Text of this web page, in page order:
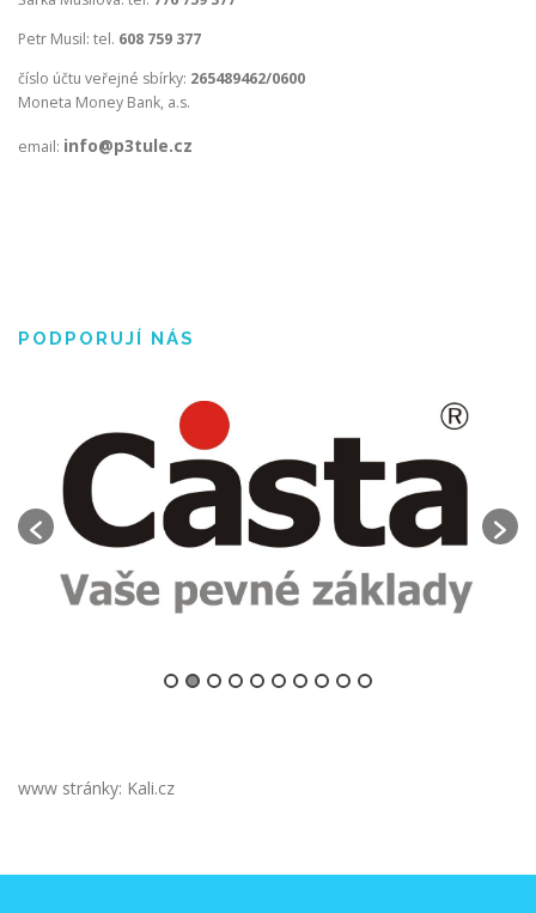
Petr Musil: tel. 608 759 377
číslo účtu veřejné sbírky: 265489462/0600
Moneta Money Bank, a.s.
email: info@p3tule.cz
PODPORUJÍ NÁS
www stránky: Kali.cz